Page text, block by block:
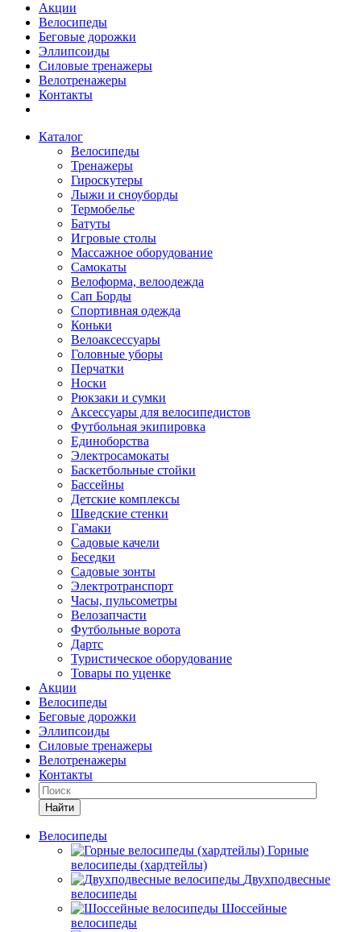
Акции
Велосипеды
Беговые дорожки
Эллипсоиды
Силовые тренажеры
Велотренажеры
Контакты
Каталог
Велосипеды
Тренажеры
Гироскутеры
Лыжи и сноуборды
Термобелье
Батуты
Игровые столы
Массажное оборудование
Самокаты
Велоформа, велоодежда
Сап Борды
Спортивная одежда
Коньки
Велоаксессуары
Головные уборы
Перчатки
Носки
Рюкзаки и сумки
Аксессуары для велосипедистов
Футбольная экипировка
Единоборства
Электросамокаты
Баскетбольные стойки
Бассейны
Детские комплексы
Шведские стенки
Гамаки
Садовые качели
Беседки
Садовые зонты
Электротранспорт
Часы, пульсометры
Велозапчасти
Футбольные ворота
Дартс
Туристическое оборудование
Товары по уценке
Акции
Велосипеды
Беговые дорожки
Эллипсоиды
Силовые тренажеры
Велотренажеры
Контакты
Найти
Велосипеды
Горные
велосипеды (хардтейлы)
Двухподвесные
велосипеды
Шоссейные
велосипеды